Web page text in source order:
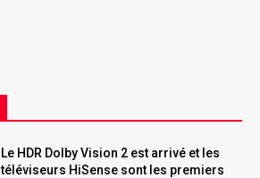
Le HDR Dolby Vision 2 est arrivé et les
téléviseurs HiSense sont les premiers